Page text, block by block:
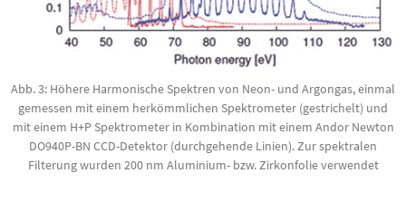
Abb. 3: Höhere Harmonische Spektren von Neon- und Argongas, einmal
gemessen mit einem herkömmlichen Spektrometer (gestrichelt) und
mit einem H+P Spektrometer in Kombination mit einem Andor Newton
DO940P-BN CCD-Detektor (durchgehende Linien). Zur spektralen
Filterung wurden 200 nm Aluminium- bzw. Zirkonfolie verwendet